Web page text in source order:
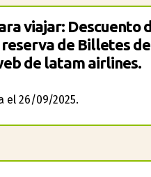
viajar: Descuento
de Billetes
de latam airlines.
el 26/09/2025.